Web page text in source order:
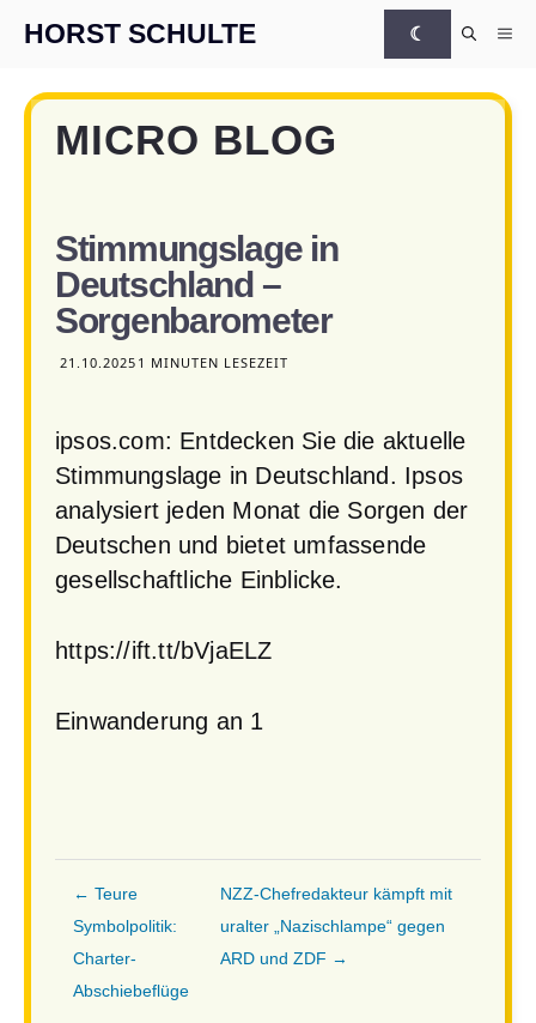
HORST SCHULTE ☾
MICRO BLOG
Stimmungslage in
Deutschland –
Sorgenbarometer
21.10.2025 1 MINUTEN LESEZEIT
ipsos.com: Entdecken Sie die aktuelle
Stimmungslage in Deutschland. Ipsos
analysiert jeden Monat die Sorgen der
Deutschen und bietet umfassende
gesellschaftliche Einblicke.
https://ift.tt/bVjaELZ
Einwanderung an 1
← Teure
Symbolpolitik:
Charter-
Abschiebeflüge
NZZ-Chefredakteur kämpft mit
uralter „Nazischlampe“ gegen
ARD und ZDF →